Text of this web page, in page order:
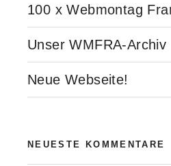
100 x Webmontag
Unser WMFRA-Archiv
Neue Webseite!
NEUESTE KOMMENTARE